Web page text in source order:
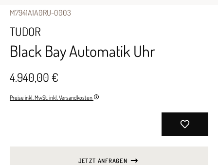
M7941A1A0RU-0003
TUDOR
Black Bay Automatik Uhr
4.940,00 €
Preise inkl. MwSt. inkl. Versandkosten
JETZT ANFRAGEN